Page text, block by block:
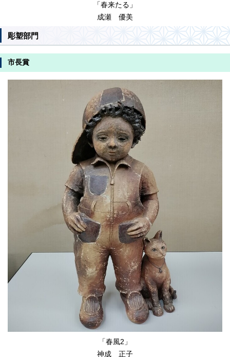
「春来たる」
成瀬 優美
彫塑部門
市長賞
「春風2」
神成 正子